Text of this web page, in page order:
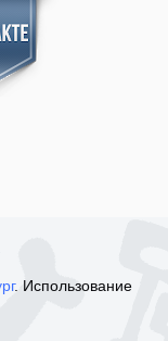
. Использование